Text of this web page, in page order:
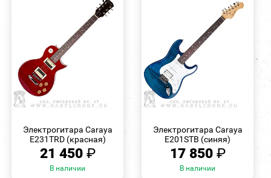
Электрогитара Caraya
E231TRD (красная)
21 450 ₽
В наличии
Электрогитара Caraya
E201STB (синяя)
17 850 ₽
В наличии